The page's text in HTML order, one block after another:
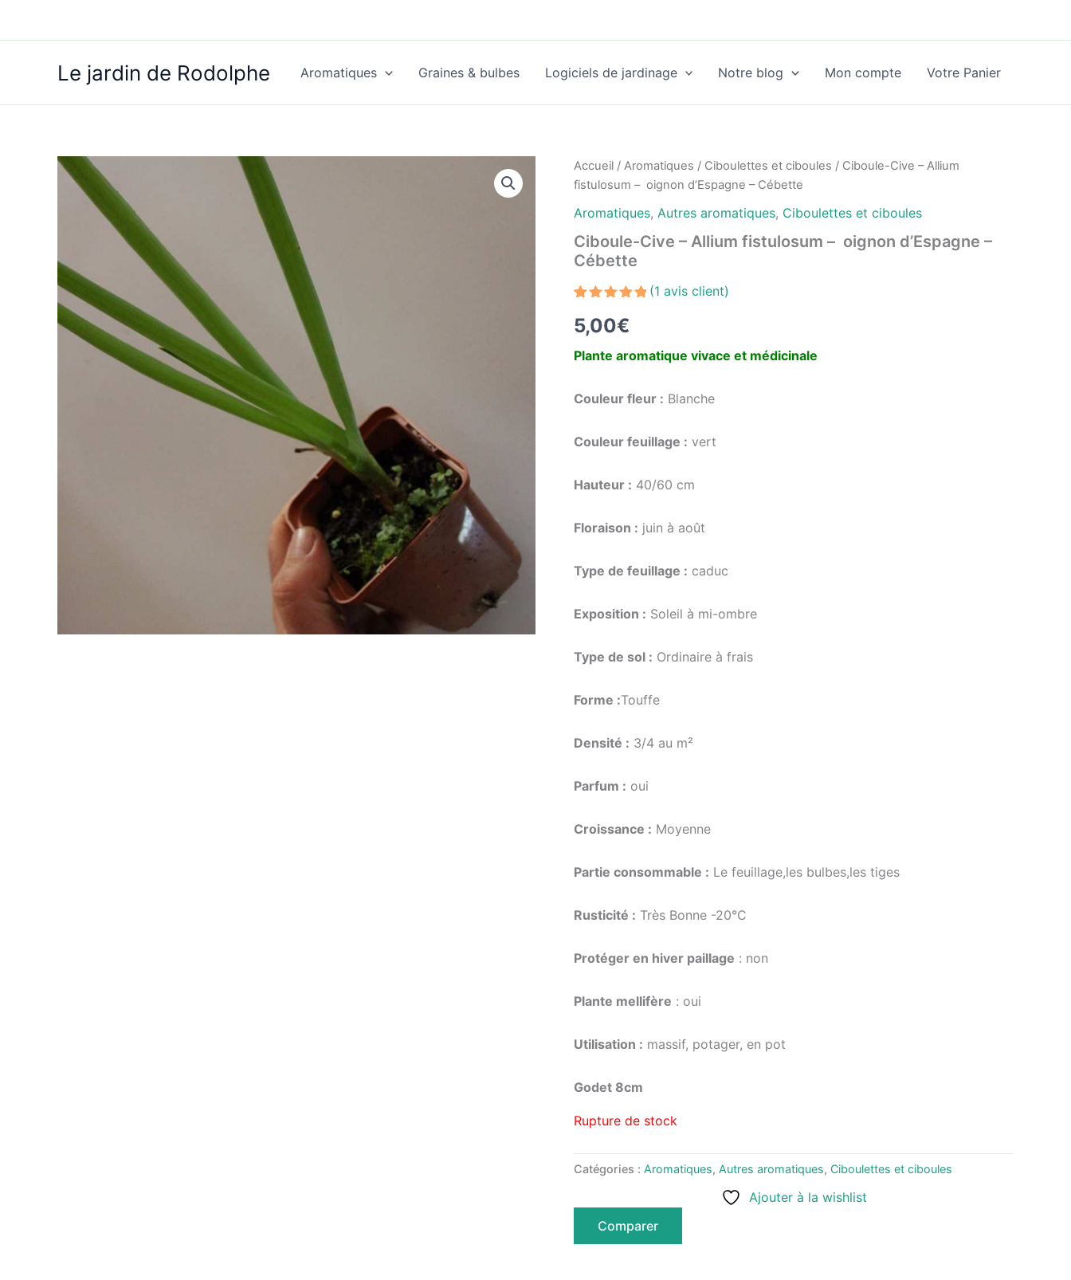
Le jardin de Rodolphe Aromatiques Graines & bulbes Logiciels de jardinage Notre blog Mon compte Votre Panier
Accueil / Aromatiques / Ciboulettes et ciboules / Ciboule-Cive – Allium
fistulosum – oignon d’Espagne – Cébette
Aromatiques, Autres aromatiques, Ciboulettes et ciboules
Ciboule-Cive – Allium fistulosum – oignon d’Espagne –
Cébette
sur 5
basé
sur
notation
(1 avis client)
5,00€
Plante aromatique vivace et médicinale
Couleur fleur : Blanche
Couleur feuillage : vert
Hauteur : 40/60 cm
Floraison : juin à août
Type de feuillage : caduc
Exposition : Soleil à mi-ombre
Type de sol : Ordinaire à frais
Forme :Touffe
Densité : 3/4 au m²
Parfum : oui
Croissance : Moyenne
Partie consommable : Le feuillage,les bulbes,les tiges
Rusticité : Très Bonne -20°C
Protéger en hiver paillage : non
Plante mellifère : oui
Utilisation : massif, potager, en pot
Godet 8cm
Rupture de stock
Catégories : Aromatiques, Autres aromatiques, Ciboulettes et ciboules
Ajouter à la wishlist
Comparer